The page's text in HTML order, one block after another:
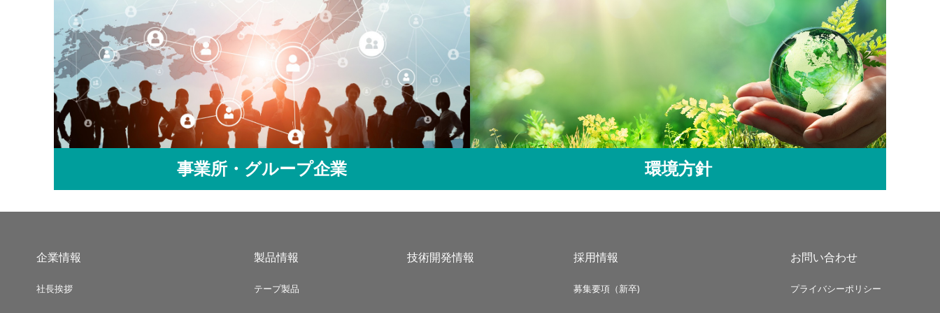
事業所・グループ企業 環境方針
企業情報
社長挨拶
製品情報
テープ製品
技術開発情報 採用情報
募集要項（新卒)
お問い合わせ
プライバシーポリシー